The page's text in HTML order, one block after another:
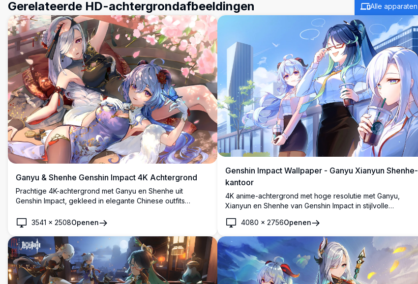
Gerelateerde HD-achtergrondafbeeldingen Alle apparaten
Ganyu & Shenhe Genshin Impact 4K Achtergrond
Prachtige 4K-achtergrond met Ganyu en Shenhe uit
Genshin Impact, gekleed in elegante Chinese outfits
serene anime-kunststijl met hoge resolutie.
3541 × 2508Openen
Genshin Impact Wallpaper - Ganyu Xianyun Shenhe-
kantoor
4K anime-achtergrond met hoge resolutie met Ganyu,
Xianyun en Shenhe van Genshin Impact in stijlvolle
zonnig dak met een prachtige skyline van de stad op de
achtergrond.
4080 ×2756Openen